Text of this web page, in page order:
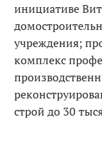
инициативе
учреждения;
комплекс
строй до 30